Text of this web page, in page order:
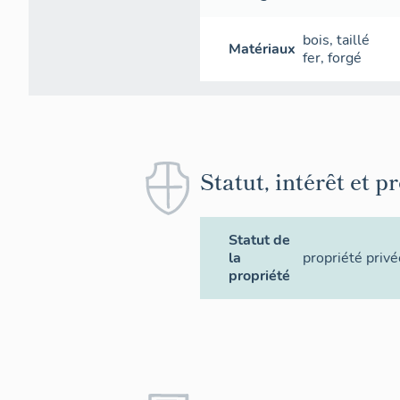
Matériaux bois,taillé
fer,forgé
Statut, intérêt et
Statut de
la
propriété
propriété